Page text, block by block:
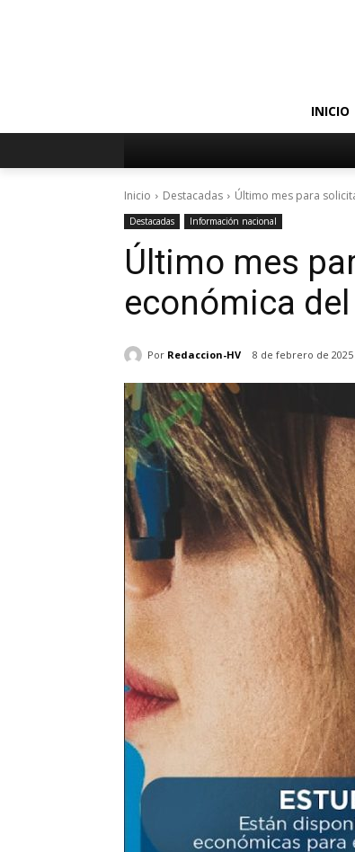
INICIO
Inicio Destacadas Último mes para
Destacadas Información nacional
Último mes
económica
Por Redaccion-HV 8 de febrero de 2025